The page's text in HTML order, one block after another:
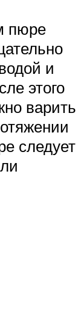
пюре
и
этого
варить
следует